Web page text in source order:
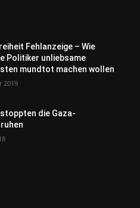
Fehlanzeige – Wie
Politiker unliebsame
mundtot machen wollen
2019
die Gaza-